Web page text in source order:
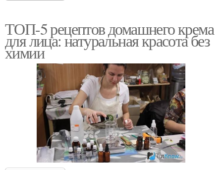
ТОП-5 рецептов домашнего крема
для лица: натуральная красота без
химии